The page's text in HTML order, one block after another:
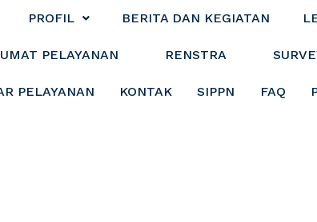
PROFIL BERITA DAN KEGIATAN
PELAYANAN RENSTRA
PELAYANAN KONTAK SIPPN FAQ